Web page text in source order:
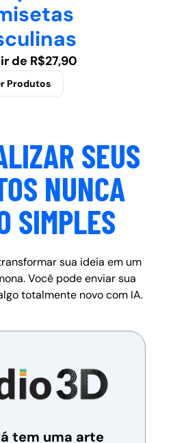
de R$27,90
Produtos
SEUS
NUNCA
SIMPLES
sua ideia em um
Você pode enviar sua
totalmente novo com IA.
tem uma arte